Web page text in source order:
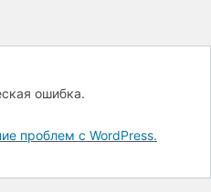
ошибка.
проблем с WordPress.